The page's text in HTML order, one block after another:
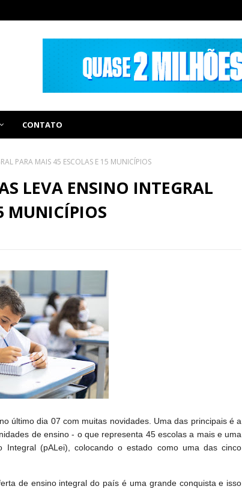
CONTATO
PARA MAIS 45 ESCOLAS E 15 MUNICÍPIOS
LEVA ENSINO INTEGRAL
MUNICÍPIOS
último dia 07 com muitas novidades. Uma das principais é a
de ensino - o que representa 45 escolas a mais e uma
Integral (pALei), colocando o estado como uma das cinco
de ensino integral do país é uma grande conquista e isso